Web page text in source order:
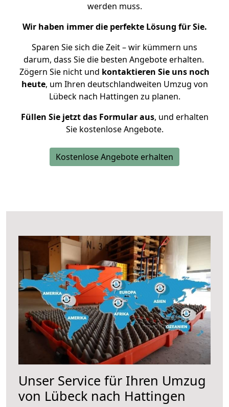
werden muss.
Wir haben immer die perfekte Lösung für Sie.
Sparen Sie sich die Zeit – wir kümmern uns
darum, dass Sie die besten Angebote erhalten.
Zögern Sie nicht und kontaktieren Sie uns noch
heute, um Ihren deutschlandweiten Umzug von
Lübeck nach Hattingen zu planen.
Füllen Sie jetzt das Formular aus, und erhalten
Sie kostenlose Angebote.
Kostenlose Angebote erhalten
Unser Service für Ihren Umzug
von Lübeck nach Hattingen